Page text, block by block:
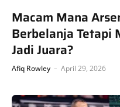
Macam Mana
Berbelanja Tetapi
Jadi Juara?
Afiq Rowley April 29, 2026